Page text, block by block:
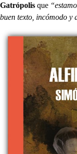
Gatrópolis que
buen texto, incómodo y